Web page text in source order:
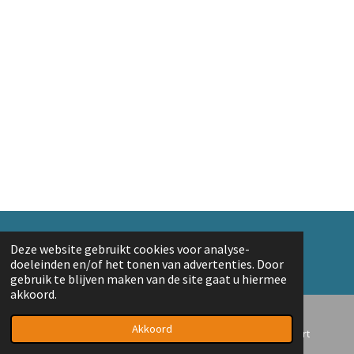
Deze website gebruikt cookies voor analyse-
doeleinden en/of het tonen van advertenties. Door
gebruik te blijven maken van de site gaat u hiermee
akkoord.
Akkoord
© 2018 A. v/d Top
Powered byJouwWeb
Telefoonnummer Kaart